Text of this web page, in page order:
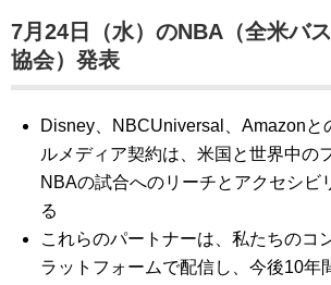
7月24日（水）のNBA（全米バ
協会）発表
Disney、NBCUniversal、Amazonと
ルメディア契約は、米国と世界中の
NBAの試合へのリーチとアクセシビ
る
これらのパートナーは、私たちのコ
ラットフォームで配信し、今後10年